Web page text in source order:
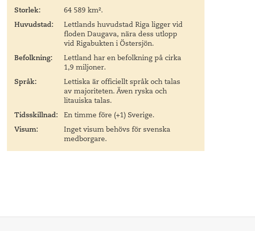
Storlek:
64 589 km².
Huvudstad:
Lettlands huvudstad Riga ligger vid
floden Daugava, nära dess utlopp
vid Rigabukten i Östersjön.
Befolkning:
Lettland har en befolkning på cirka
1,9 miljoner.
Språk:
Lettiska är officiellt språk och talas
av majoriteten. Även ryska och
litauiska talas.
Tidsskillnad:
En timme före (+1) Sverige.
Visum:
Inget visum behövs för svenska
medborgare.